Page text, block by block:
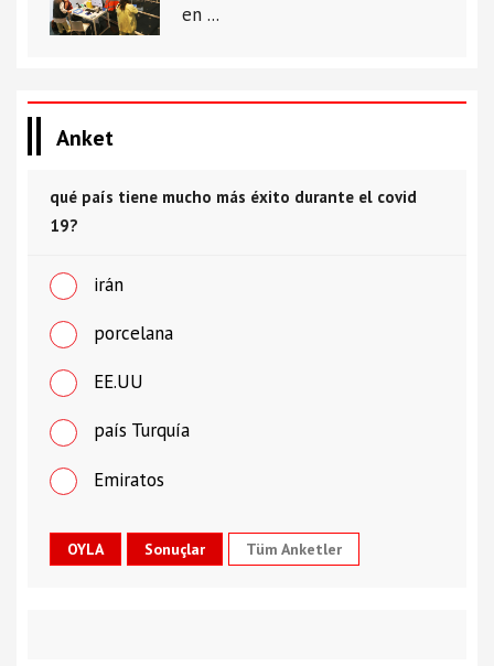
en ...
Anket
qué país tiene mucho más éxito durante el covid
19?
irán
porcelana
EE.UU
país Turquía
Emiratos
Tüm Anketler